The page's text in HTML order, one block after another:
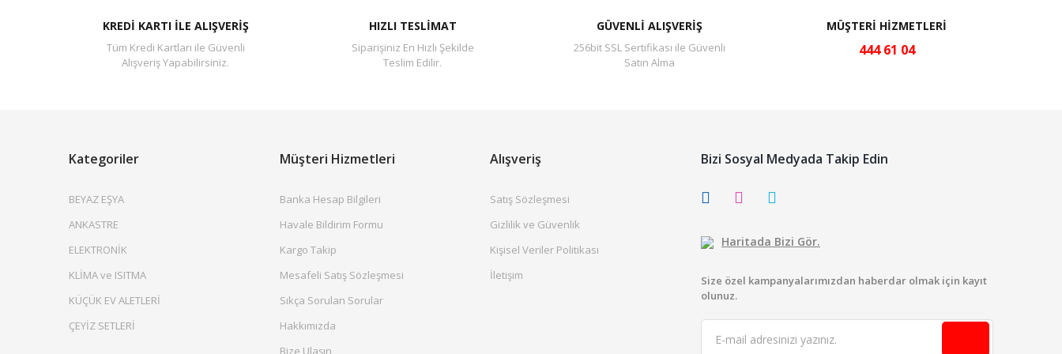
KREDİ KARTI İLE ALIŞVERİŞ
Tüm Kredi Kartları ile Güvenli
Alışveriş Yapabilirsiniz.
HIZLI TESLİMAT
Siparişiniz En Hızlı Şekilde
Teslim Edilir.
GÜVENLİ ALIŞVERİŞ
256bit SSL Sertifikası ile Güvenli
Satın Alma
MÜŞTERİ HİZMETLERİ
444 61 04
Kategoriler
BEYAZ EŞYA
ANKASTRE
ELEKTRONİK
KLİMA ve ISITMA
KÜÇÜK EV ALETLERİ
ÇEYİZ SETLERİ
Müşteri Hizmetleri
Banka Hesap Bilgileri
Havale Bildirim Formu
Kargo Takip
Mesafeli Satış Sözleşmesi
Sıkça Sorulan Sorular
Hakkımızda
Bize Ulaşın
Alışveriş
Satış Sözleşmesi
Gizlilik ve Güvenlik
Kişisel Veriler Politikası
İletişim
Bizi Sosyal Medyada Takip Edin
Haritada Bizi Gör.
Size özel kampanyalarımızdan haberdar olmak için kayıt
olunuz.